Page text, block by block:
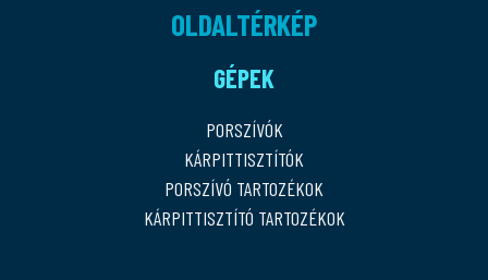
OLDALTÉRKÉP
GÉPEK
PORSZÍVÓK
KÁRPITTISZTÍTÓK
PORSZÍVÓ TARTOZÉKOK
KÁRPITTISZTÍTÓ TARTOZÉKOK